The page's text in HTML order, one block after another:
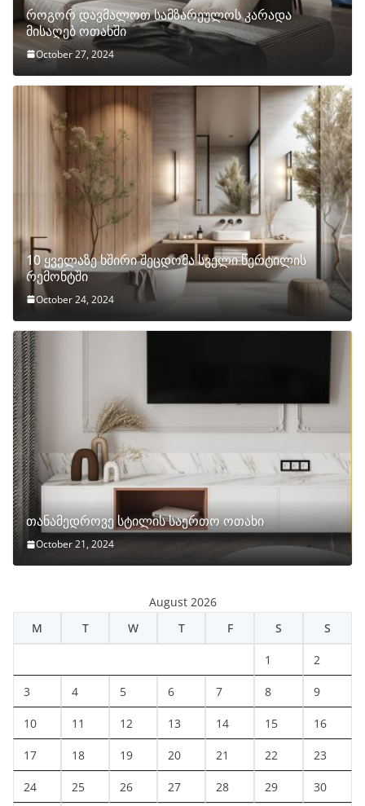
როგორ დავმალოთ სამზარეულოს კარადა
მისაღებ ოთახში
October 27, 2024
10 ყველაზე ხშირი შეცდომა სველი წერტილის
რემონტში
October 24, 2024
თანამედროვე სტილის საერთო ოთახი
October 21, 2024
August 2026
M
T W T F S S
1 2
3 4 5 6 7 8 9
10 11 12 13 14 15 16
17 18 19 20 21 22 23
24 25 26 27 28 29 30